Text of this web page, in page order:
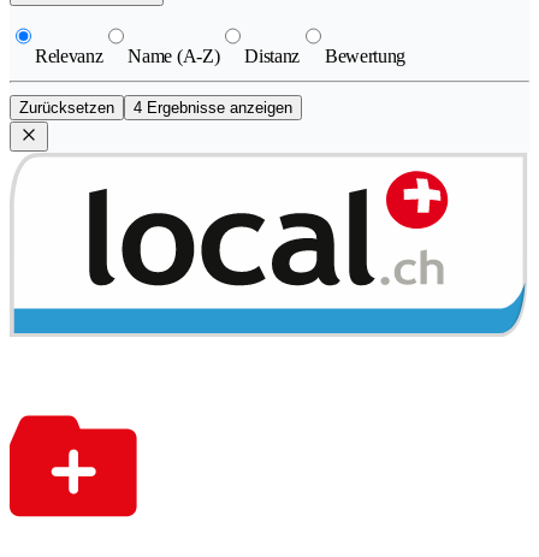
Relevanz Name (A-Z) Distanz Bewertung
Zurücksetzen 4 Ergebnisse anzeigen